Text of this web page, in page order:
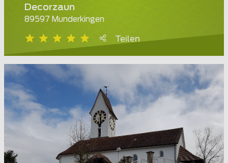
Decorzaun
89597 Munderkingen
Teilen